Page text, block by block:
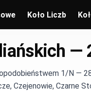
Koło Liczb
—
1/N —
Czejenowie, Czarne